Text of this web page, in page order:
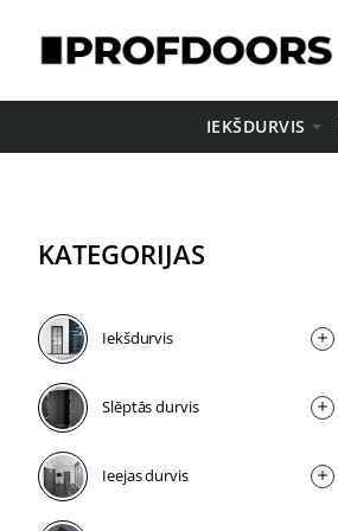
IEKŠDURVIS
KATEGORIJAS
Iekšdurvis
Slēptās durvis
Ieejas durvis